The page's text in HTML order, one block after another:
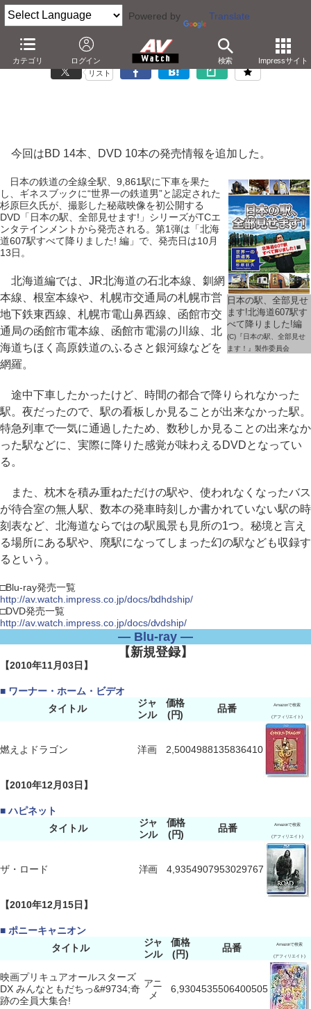
Powered by Translate
カテゴリ ログイン 検索 Impressサイト
「Blu-ray/DVD発売日一覧」9月28日の更新情報
リスト
今回はBD 14本、DVD 10本の発売情報を追加した。
日本の駅、全部見せ
ます!北海道607駅す
べて降りました!編
(C)『日本の駅、全部見せ
ます！』製作委員会
日本の鉄道の全線全駅、9,861駅に下車を果た
し、ギネスブックに“世界一の鉄道男”と認定された
杉原巨久氏が、撮影した秘蔵映像を初公開する
DVD「日本の駅、全部見せます!」シリーズがTCエ
ンタテインメントから発売される。第1弾は「北海
道607駅すべて降りました! 編」で、発売日は10月
13日。
北海道編では、JR北海道の石北本線、釧網
本線、根室本線や、札幌市交通局の札幌市営
地下鉄東西線、札幌市電山鼻西線、函館市交
通局の函館市電本線、函館市電湯の川線、北
海道ちほく高原鉄道のふるさと銀河線などを
網羅。
途中下車したかったけど、時間の都合で降りられなかった
駅。夜だったので、駅の看板しか見ることが出来なかった駅。
特急列車で一気に通過したため、数秒しか見ることの出来なか
った駅などに、実際に降りた感覚が味わえるDVDとなってい
る。
また、枕木を積み重ねただけの駅や、使われなくなったバス
が待合室の無人駅、数本の発車時刻しか書かれていない駅の時
刻表など、北海道ならではの駅風景も見所の1つ。秘境と言え
る場所にある駅や、廃駅になってしまった幻の駅なども収録す
るという。
□Blu-ray発売一覧
http://av.watch.impress.co.jp/docs/bdhdship/
□DVD発売一覧
http://av.watch.impress.co.jp/docs/dvdship/
― Blu-ray ―
【新規登録】
【2010年11月03日】
■ ワーナー・ホーム・ビデオ
タイトル
ジャ
ンル
価格
(円)
品番 Amazonで検索
(アフィリエイト)
燃えよドラゴン 洋画 2,5004988135836410
【2010年12月03日】
■ ハピネット
タイトル
ジャ
ンル
価格
(円)
品番 Amazonで検索
(アフィリエイト)
ザ・ロード 洋画 4,9354907953029767
【2010年12月15日】
■ ポニーキャニオン
タイトル
ジャ
ンル
価格
(円)
品番 Amazonで検索
(アフィリエイト)
映画プリキュアオールスターズ
DX みんなともだちっ&#9734;奇
跡の全員大集合!
アニ
メ
6,9304535506400505